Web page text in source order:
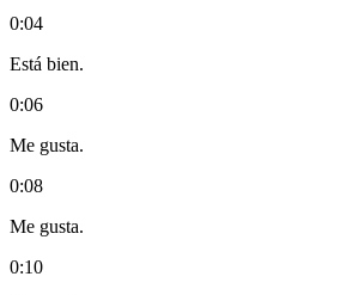
0:04
Está bien.
0:06
Me gusta.
0:08
Me gusta.
0:10